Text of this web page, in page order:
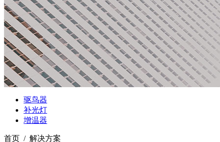
驱鸟器
补光灯
增温器
首页 / 解决方案